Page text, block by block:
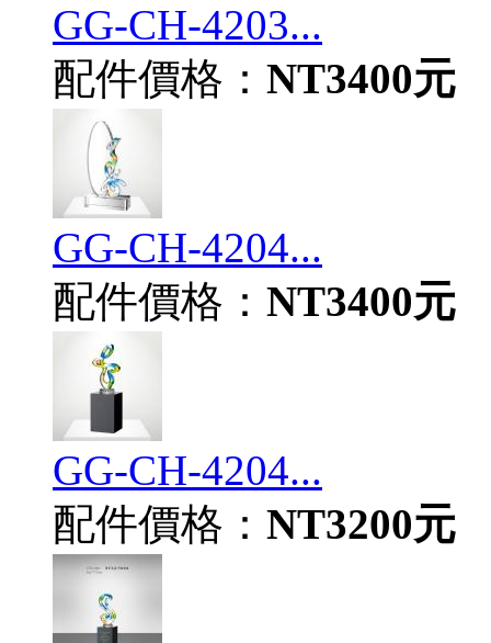
GG-CH-4203...
配件價格： NT3400元
GG-CH-4204...
配件價格： NT3400元
GG-CH-4204...
配件價格： NT3200元